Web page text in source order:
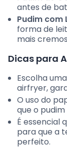
antes de
Pudim com
forma de
mais
Dicas para
Escolha
airfryer,
O uso do
que o pudim
É essencial
para que a
perfeito.